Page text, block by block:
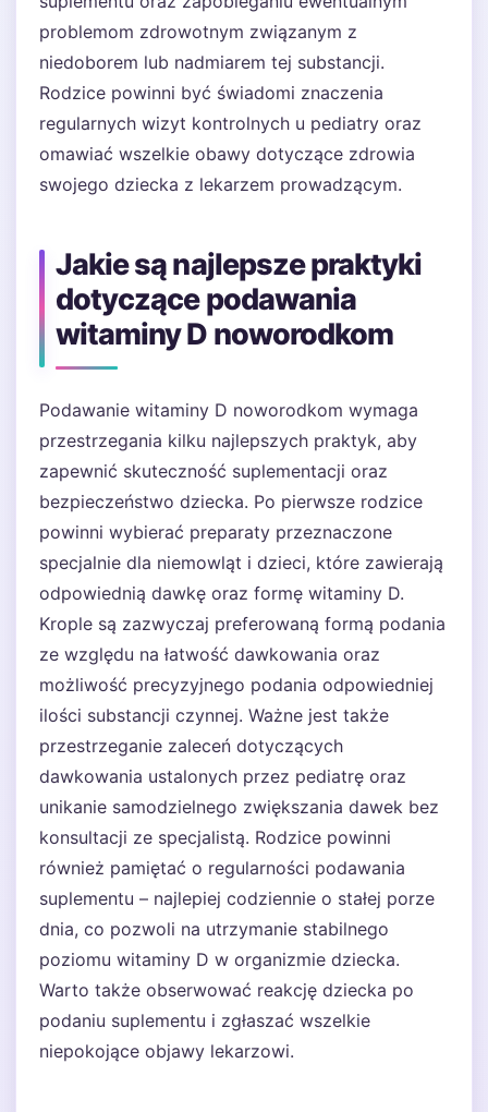
problemom zdrowotnym związanym z
niedoborem lub nadmiarem tej substancji.
Rodzice powinni być świadomi znaczenia
regularnych wizyt kontrolnych u pediatry oraz
omawiać wszelkie obawy dotyczące zdrowia
swojego dziecka z lekarzem prowadzącym.
Jakie są najlepsze praktyki
dotyczące podawania
witaminy D noworodkom
Podawanie witaminy D noworodkom wymaga
przestrzegania kilku najlepszych praktyk, aby
zapewnić skuteczność suplementacji oraz
bezpieczeństwo dziecka. Po pierwsze rodzice
powinni wybierać preparaty przeznaczone
specjalnie dla niemowląt i dzieci, które zawierają
odpowiednią dawkę oraz formę witaminy D.
Krople są zazwyczaj preferowaną formą podania
ze względu na łatwość dawkowania oraz
możliwość precyzyjnego podania odpowiedniej
ilości substancji czynnej. Ważne jest także
przestrzeganie zaleceń dotyczących
dawkowania ustalonych przez pediatrę oraz
unikanie samodzielnego zwiększania dawek bez
konsultacji ze specjalistą. Rodzice powinni
również pamiętać o regularności podawania
suplementu – najlepiej codziennie o stałej porze
dnia, co pozwoli na utrzymanie stabilnego
poziomu witaminy D w organizmie dziecka.
Warto także obserwować reakcję dziecka po
podaniu suplementu i zgłaszać wszelkie
niepokojące objawy lekarzowi.